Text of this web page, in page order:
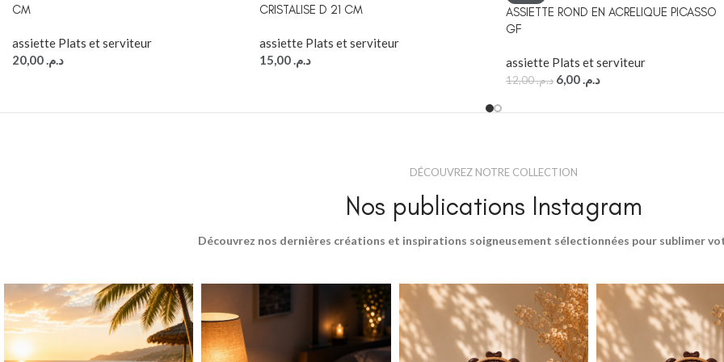
CM
assiette Plats et serviteur
د.م.
CRISTALISE D 21 CM
assiette Plats et serviteur
د.م. 15,00
ASSIETTE ROND EN ACRELIQUE PICASSO
GF
assiette Plats et serviteur
د.م.12,00 د.م.
DÉCOUVREZ NOTRE COLLECTION
Nos publications Instagram
Découvrez nos dernières créations et inspirations soigneusement sélectionnées pour sublimer